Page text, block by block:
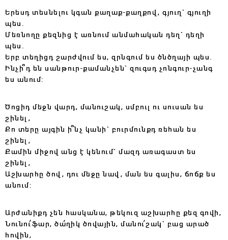
Երեսդ տեսնելու կգան քաղաք-քաղքով, գյուղ` գյուղի
պես.
Մեռնողը քեզնից է առնում անմահական դեղ` դեղի
պես.
Երբ տեղիցդ շարժվում ես, զրնգում ես ծնծղայի պես.
Ինչի՞դ են սանթուր-քամանչեն` զուգսդ չոնգուր-չանգ
ես անում:
Ծոցիդ մեջն վարդ, մանուշակ, սմբուլ ու սուսան ես
շինել,
Քո տերը այգին ի՞նչ կանի` բուրմունքդ ռեհան ես
շինել,
Քամին միջով անց է կենում` մազդ առագաստ ես
շինել,
Աշխարհը ծով, դու մեջը նավ, ման ես գալիս, ճոճք ես
անում:
Արժանիքդ չեն հասկանա, թեկուզ աշխարհը քեզ գովի,
Նունու՛ֆար, ծա՛ղիկ ծովային, մանու՛շակ` բաց արած
հովին,